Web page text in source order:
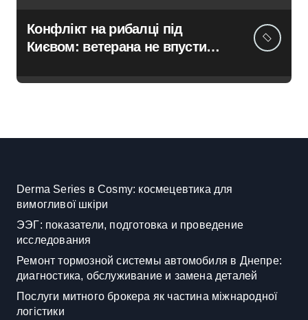
Конфлікт на рибалці під
Києвом: ветерана не впустили
Derma Series в Cosmy: космецевтика для
вимогливої шкіри
ЭЭГ: показатели, подготовка и проведение
исследования
Ремонт тормозной системы автомобиля в Днепре:
диагностика, обслуживание и замена деталей
Послуги митного брокера як частина міжнародної
логістики